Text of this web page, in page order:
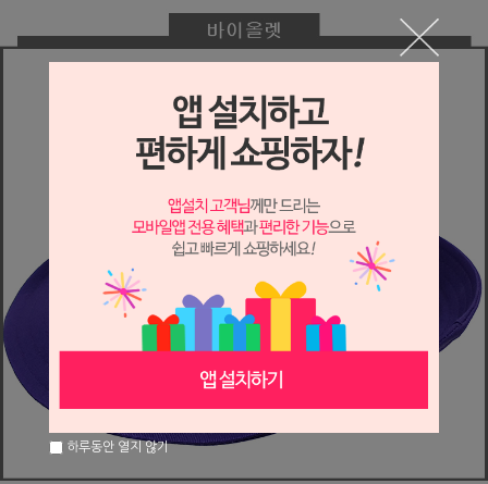
하루동안 열지 않기